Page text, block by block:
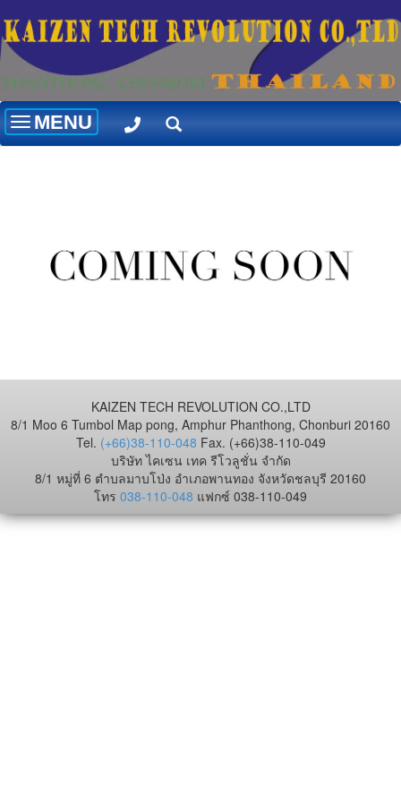
Toggle
navigation
MENU
KAIZEN TECH REVOLUTION CO.,LTD
8/1 Moo 6 Tumbol Map pong, Amphur Phanthong, Chonburi 20160
Tel. (+66)38-110-048 Fax. (+66)38-110-049
บริษัท ไคเซน เทค รีโวลูชั่น จำกัด
8/1 หมู่ที่ 6 ตำบลมาบโป่ง อำเภอพานทอง จังหวัดชลบุรี 20160
โทร 038-110-048 แฟกซ์ 038-110-049